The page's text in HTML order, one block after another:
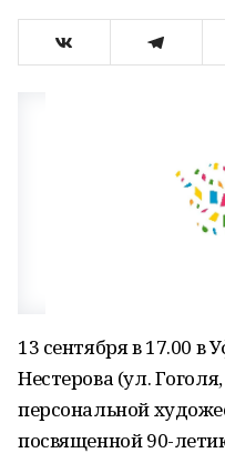
13 сентября в 17.00 в
Нестерова (ул.
персональной
посвященной 90-